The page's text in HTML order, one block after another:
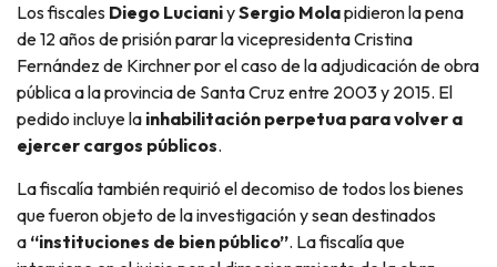
Los fiscales Diego LucianiySergio Molapidieron la pena
de 12 años de prisión parar la vicepresidenta Cristina
Fernández de Kirchner por el caso de la adjudicación de obra
pública a la provincia de Santa Cruz entre 2003 y 2015. El
pedido incluye la inhabilitación perpetua para volver a
ejercer cargos públicos.
La fiscalía también requirió el decomiso de todos los bienes
que fueron objeto de la investigación y sean destinados
a “instituciones de bien público”. La fiscalía que